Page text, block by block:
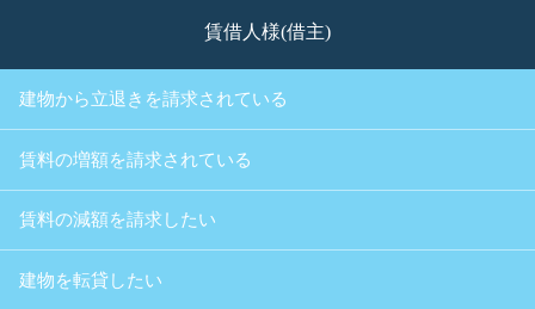
賃借人様(借主)
建物から立退きを請求されている
賃料の増額を請求されている
賃料の減額を請求したい
建物を転貸したい